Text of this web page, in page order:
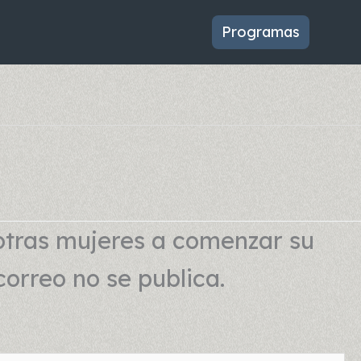
Programas
mujeres a comenzar su
no se publica.